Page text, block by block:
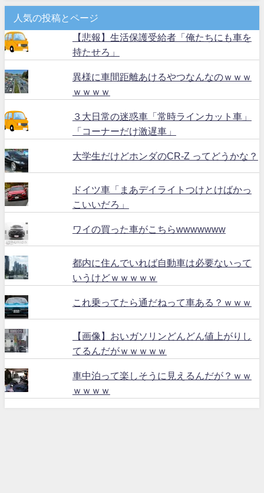
人気の投稿とページ
【悲報】生活保護受給者「俺たちにも車を
持たせろ」
異様に車間距離あけるやつなんなのｗｗｗ
ｗｗｗｗ
３大日常の迷惑車「常時ラインカット車」
「コーナーだけ激遅車」
大学生だけどホンダのCR-Z ってどうかな？
ドイツ車「まあデイライトつけとけばかっ
こいいだろ」
ワイの買った車がこちらwwwwwww
都内に住んでいれば自動車は必要ないって
いうけどｗｗｗｗｗ
これ乗ってたら通だねって車ある？ｗｗｗ
【画像】おいガソリンどんどん値上がりし
てるんだがｗｗｗｗｗ
車中泊って楽しそうに見えるんだが？ｗｗ
ｗｗｗｗ